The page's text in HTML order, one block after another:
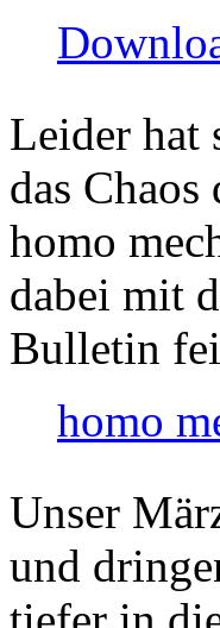
Leider hat
das
homo
dabei mit
Bulletin
homo
Unser
und